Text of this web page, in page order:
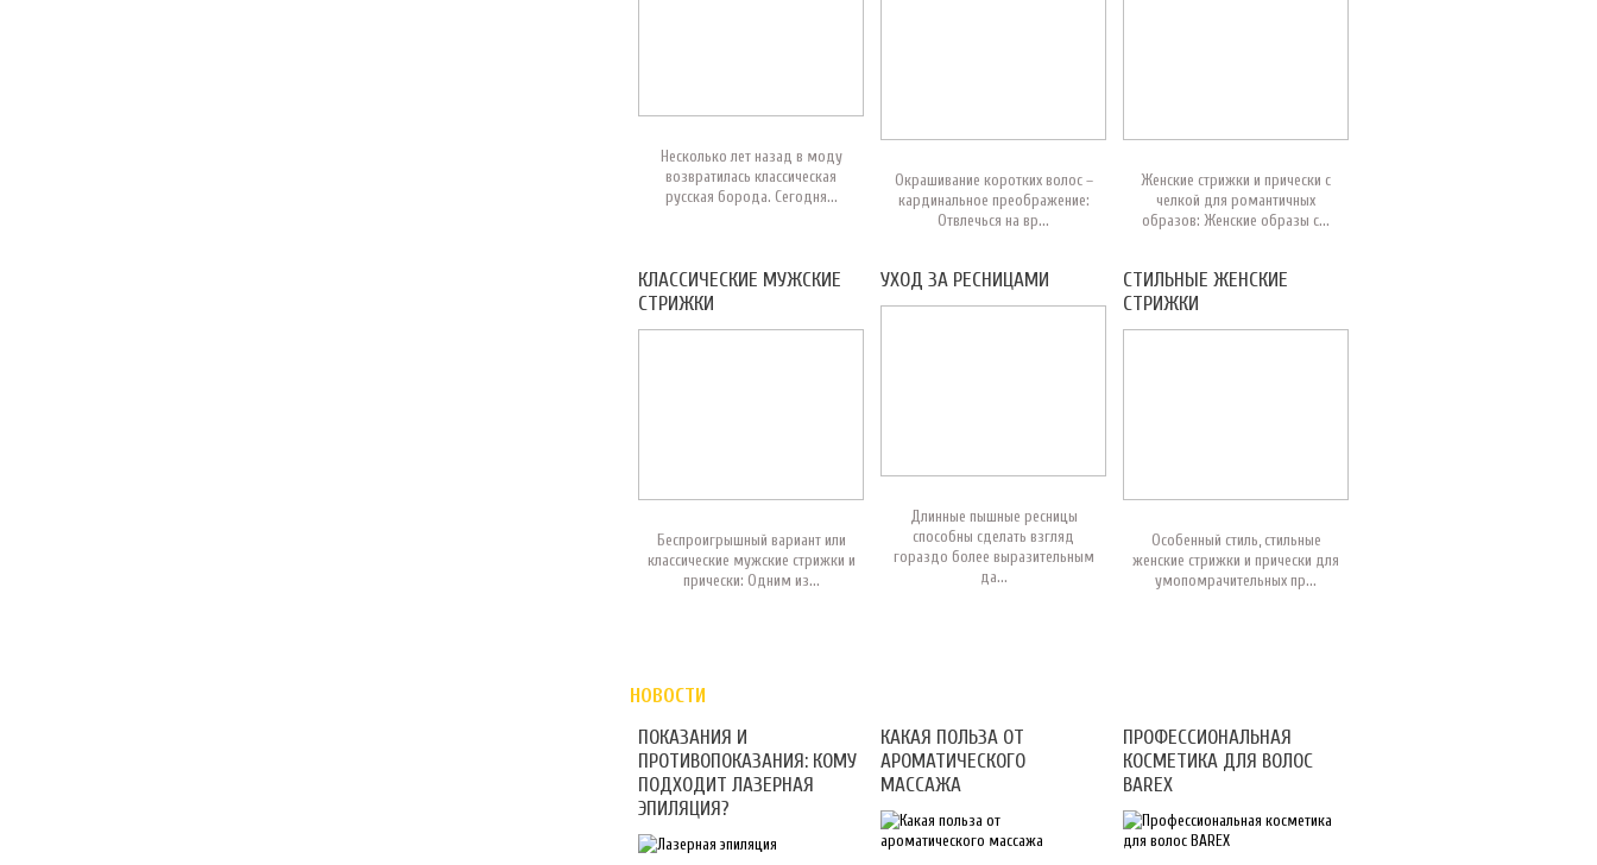
Несколько лет назад в моду
возвратилась классическая
русская борода. Сегодня...
Окрашивание коротких волос –
кардинальное преображение:
Отвлечься на вр...
Женские стрижки и прически с
челкой для романтичных
образов: Женские образы с...
КЛАССИЧЕСКИЕ МУЖСКИЕ
СТРИЖКИ
Беспроигрышный вариант или
классические мужские стрижки и
прически: Одним из...
УХОД ЗА РЕСНИЦАМИ
Длинные пышные ресницы
способны сделать взгляд
гораздо более выразительным
да...
СТИЛЬНЫЕ ЖЕНСКИЕ
СТРИЖКИ
Особенный стиль, стильные
женские стрижки и прически для
умопомрачительных пр...
НОВОСТИ
ПОКАЗАНИЯ И
ПРОТИВОПОКАЗАНИЯ: КОМУ
ПОДХОДИТ ЛАЗЕРНАЯ
ЭПИЛЯЦИЯ?
КАКАЯ ПОЛЬЗА ОТ
АРОМАТИЧЕСКОГО
МАССАЖА
ПРОФЕССИОНАЛЬНАЯ
КОСМЕТИКА ДЛЯ ВОЛОС
BAREX